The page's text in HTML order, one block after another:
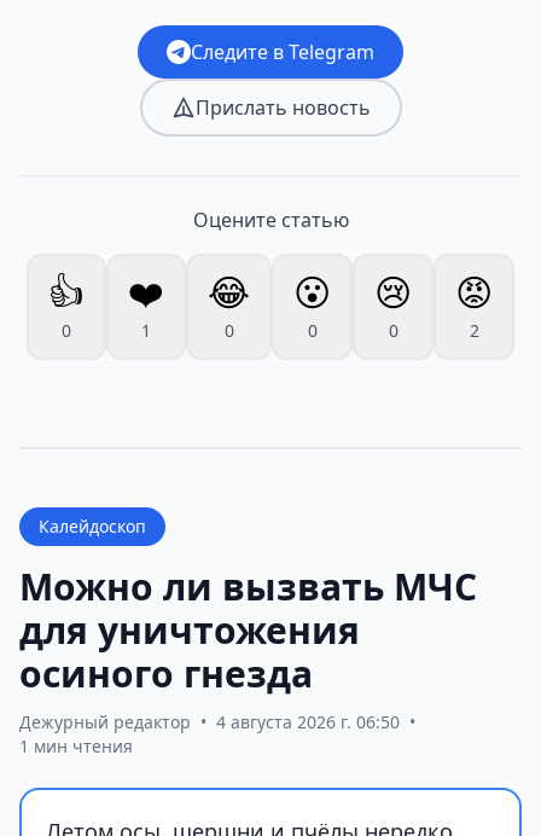
Следите в Telegram
Прислать новость
Оцените статью
👍
0
❤️
1
😂
0
😮
0
😢
0
😡
2
Калейдоскоп
Можно ли вызвать МЧС
для уничтожения
осиного гнезда
Дежурный редактор • 4 августа 2026 г. 06:50 •
1 мин чтения